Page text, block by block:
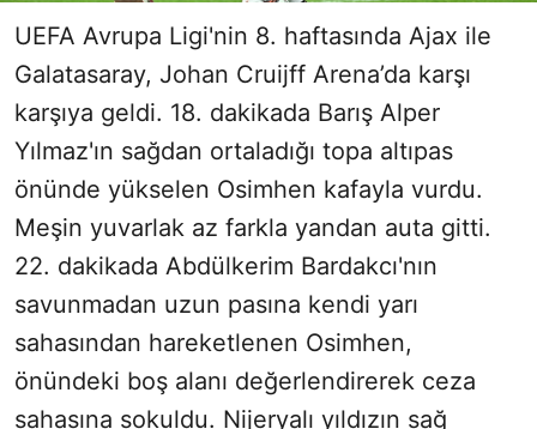
UEFA Avrupa Ligi'nin 8. haftasında Ajax ile
Galatasaray, Johan Cruijff Arena’da karşı
karşıya geldi. 18. dakikada Barış Alper
Yılmaz'ın sağdan ortaladığı topa altıpas
önünde yükselen Osimhen kafayla vurdu.
Meşin yuvarlak az farkla yandan auta gitti.
22. dakikada Abdülkerim Bardakcı'nın
savunmadan uzun pasına kendi yarı
sahasından hareketlenen Osimhen,
önündeki boş alanı değerlendirerek ceza
sahasına sokuldu. Nijeryalı yıldızın sağ